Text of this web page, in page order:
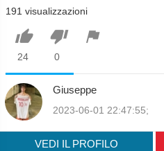
191 visualizzazioni

24

0

Giuseppe
2023-06-01 22:47:55;
VEDI IL PROFILO